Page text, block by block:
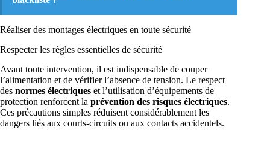
Réaliser des montages électriques en toute sécurité
Respecter les règles essentielles de sécurité
Avant toute intervention, il est indispensable de couper
l’alimentation et de vérifier l’absence de tension. Le respect
des normes électriques et l’utilisation d’équipements de
protection renforcent la prévention des risques électriques.
Ces précautions simples réduisent considérablement les
dangers liés aux courts-circuits ou aux contacts accidentels.